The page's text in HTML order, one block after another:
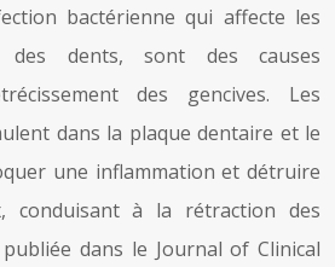
bactérienne qui affecte les
dents, sont des causes
des gencives. Les
dans la plaque dentaire et le
une inflammation et détruire
conduisant à la rétraction des
dans le Journal of Clinical